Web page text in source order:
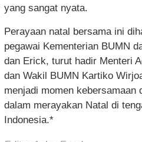
yang sangat nyata.
Perayaan natal bersama ini
pegawai Kementerian BUMN
dan Erick, turut hadir Menteri
dan Wakil BUMN Kartiko
menjadi momen kebersamaan
dalam merayakan Natal di
Indonesia.*